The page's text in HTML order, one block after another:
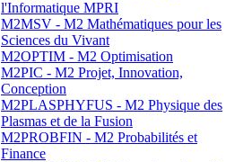
l'Informatique MPRI
M2MSV - M2 Mathématiques pour les
Sciences du Vivant
M2OPTIM - M2 Optimisation
M2PIC - M2 Projet, Innovation,
Conception
M2PLASPHYFUS - M2 Physique des
Plasmas et de la Fusion
M2PROBFIN - M2 Probabilités et
Finance